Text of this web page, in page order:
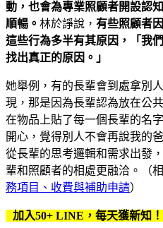
動，也會為專業照顧者開設認
順暢。 林於諍說， 有些照顧者
這些行為多半有其原因，「我
找出真正的原因。」
她舉例，有的長輩會到處拿別
現，那是因為長輩認為放在公
在物品上貼了每一個長輩的名
開心，覺得別人不會再說我的
從長輩的思考邏輯和需求出發
輩和照顧者的相處更融洽。（
務項目、收費與補助申請）
加入50+ LINE，每天獲新知！